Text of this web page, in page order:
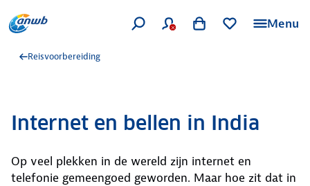
Menu
Reisvoorbereiding
Internet en bellen in India
Op veel plekken in de wereld zijn internet en
telefonie gemeengoed geworden. Maar hoe zit dat in